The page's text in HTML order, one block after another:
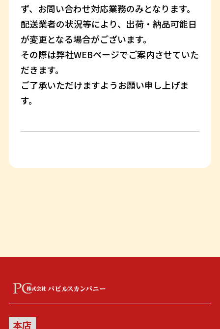
ず、お問い合わせ対応業務のみとなります。
配送業者の状況等により、出荷・納品可能日
が変更となる場合がございます。
その際は弊社WEBページでご案内させていた
だきます。
ご了承いただけますようお願い申し上げま
す。
本店